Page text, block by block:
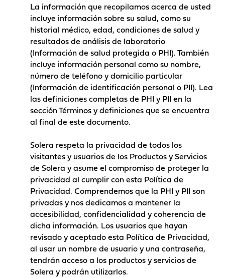
La información que recopilamos acerca de usted
incluye información sobre su salud, como su
historial médico, edad, condiciones de salud y
resultados de análisis de laboratorio
(Información de salud protegida o PHI). También
incluye información personal como su nombre,
número de teléfono y domicilio particular
(Información de identificación personal o PII). Lea
las definiciones completas de PHI y PII en la
sección Términos y definiciones que se encuentra
al final de este documento.
Solera respeta la privacidad de todos los
visitantes y usuarios de los Productos y Servicios
de Solera y asume el compromiso de proteger la
privacidad al cumplir con esta Política de
Privacidad. Comprendemos que la PHI y PII son
privadas y nos dedicamos a mantener la
accesibilidad, confidencialidad y coherencia de
dicha información. Los usuarios que hayan
revisado y aceptado esta Política de Privacidad,
al usar un nombre de usuario y una contraseña,
tendrán acceso a los productos y servicios de
Solera y podrán utilizarlos.